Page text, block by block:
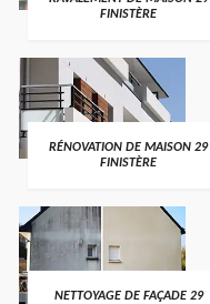
FINISTÈRE
RÉNOVATION DE MAISON 29
FINISTÈRE
NETTOYAGE DE FAÇADE 29